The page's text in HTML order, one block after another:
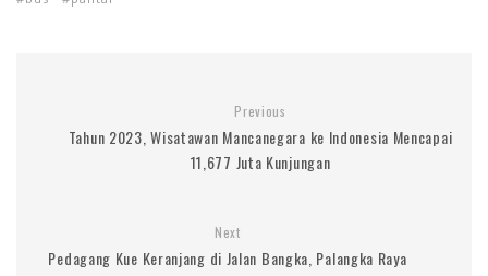
Previous
Tahun 2023, Wisatawan Mancanegara ke Indonesia Mencapai
11,677 Juta Kunjungan
Next
Pedagang Kue Keranjang di Jalan Bangka, Palangka Raya